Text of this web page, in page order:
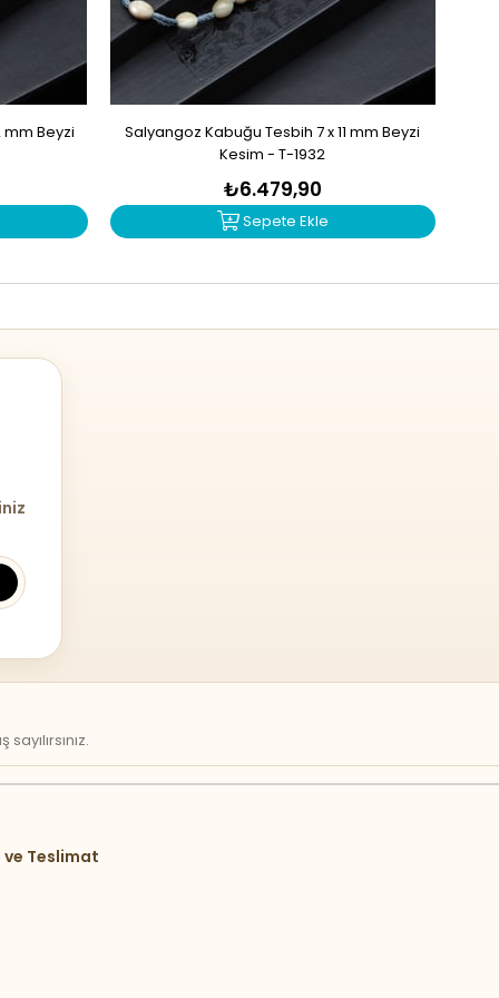
mm Beyzi
Salyangoz Kabuğu Tesbih 7 x 11 mm Beyzi
Kesim - T-1932
₺6.479,90
Sepete Ekle
ve Teslimat